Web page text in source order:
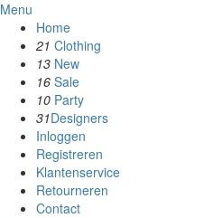
Menu
Home
21 Clothing
13 New
16 Sale
10 Party
31Designers
Inloggen
Registreren
Klantenservice
Retourneren
Contact